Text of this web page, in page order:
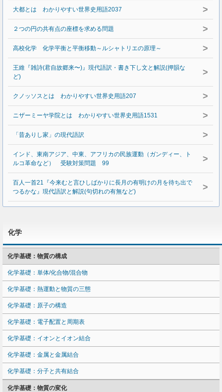
大都とは わかりやすい世界史用語2037 >
２つの円の共有点の座標を求める問題 >
高校化学 化学平衡と平衡移動～ルシャトリエの原理～ >
王維『雑詩(君自故郷来〜)』現代語訳・書き下し文と解説(押韻な
ど)
>
クノッソスとは わかりやすい世界史用語207 >
ニザーミーヤ学院とは わかりやすい世界史用語1531 >
「昔ありし家」の現代語訳 >
インド、東南アジア、中東、アフリカの民族運動（ガンディー、ト
ルコ革命など） 受験対策問題 99
>
百人一首21『今来むと言ひしばかりに長月の有明けの月を待ち出で
つるかな』現代語訳と解説(句切れの有無など)
>
化学
化学基礎：物質の構成
化学基礎：単体/化合物/混合物
化学基礎：熱運動と物質の三態
化学基礎：原子の構造
化学基礎：電子配置と周期表
化学基礎：イオンとイオン結合
化学基礎：金属と金属結合
化学基礎：分子と共有結合
化学基礎：物質の変化